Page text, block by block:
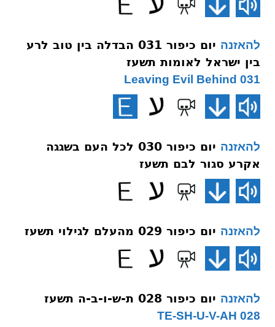
להאזנה
יום כיפור 031 הבדלה בין טוב לרע
בין ישראל לאומות תשעז
031 Leaving Evil Behind
להאזנה
יום כיפור 030 לכל העם בשגגה
אקרע סגור לבם תשעז
להאזנה יום כיפור 029 מהעלם לגילוי תשעז
להאזנה יום כיפור 028 ת-ש-ו-ב-ה תשעז
028 TE-SH-U-V-AH